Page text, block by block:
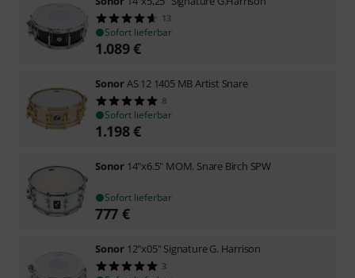
13
Sofort lieferbar
1.089€
SonorAS 12 1405 MB Artist Snare
8
Sofort lieferbar
1.198€
Sonor 14"x6.5" MOM. Snare Birch SPW
Sofort lieferbar
777 €
Sonor 12"x05" Signature G. Harrison
3